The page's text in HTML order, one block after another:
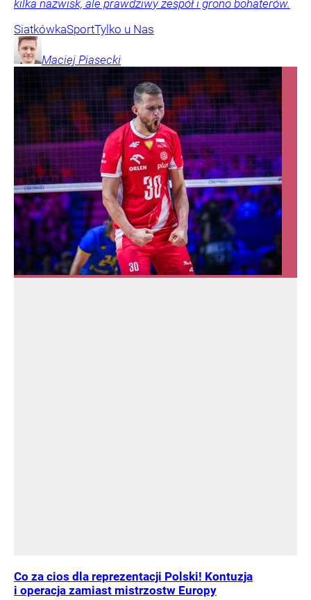
kilka nazwisk, ale prawdziwy zespół i grono bohaterów.
SiatkówkaSportTylko u Nas
Maciej Piasecki
Co za cios dla reprezentacji Polski! Kontuzja
i operacja zamiast mistrzostw Europy